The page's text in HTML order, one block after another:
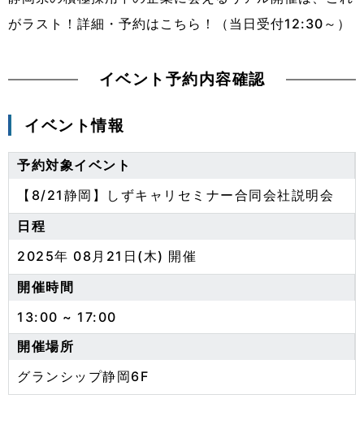
がラスト！詳細・予約はこちら！（当日受付12:30～）
イベント予約内容確認
イベント情報
予約対象イベント
【8/21静岡】しずキャリセミナー合同会社説明会
日程
2025年 08月21日(木) 開催
開催時間
13:00 ~ 17:00
開催場所
グランシップ静岡6F